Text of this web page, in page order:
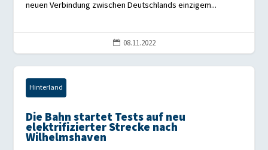
neuen Verbindung zwischen Deutschlands einzigem...
 08.11.2022
Hinterland
Die Bahn startet Tests auf neu
elektrifizierter Strecke nach
Wilhelmshaven